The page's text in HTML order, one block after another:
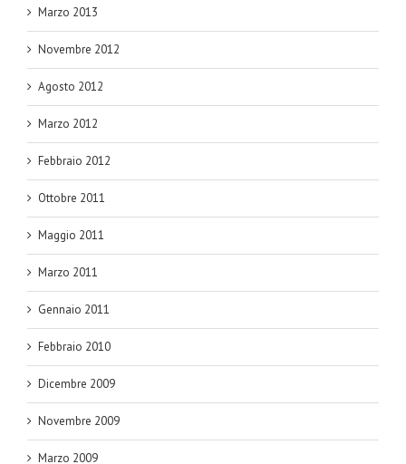
Marzo 2013
Novembre 2012
Agosto 2012
Marzo 2012
Febbraio 2012
Ottobre 2011
Maggio 2011
Marzo 2011
Gennaio 2011
Febbraio 2010
Dicembre 2009
Novembre 2009
Marzo 2009